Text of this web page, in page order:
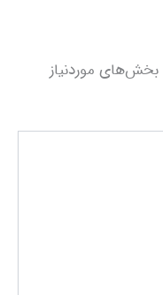
بخش‌های موردنیاز